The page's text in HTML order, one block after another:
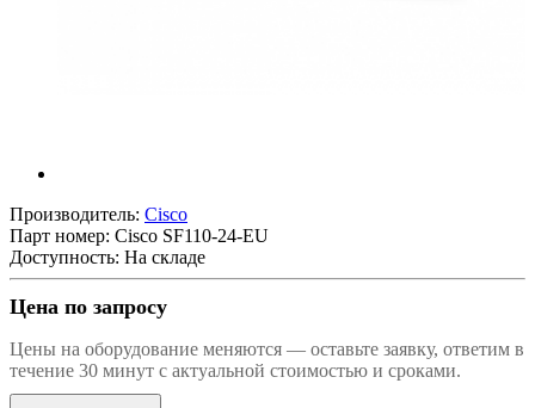
Производитель: Cisco
Парт номер: Cisco SF110-24-EU
Доступность: На складе
Цена по запросу
Цены на оборудование меняются — оставьте заявку, ответим в
течение 30 минут с актуальной стоимостью и сроками.